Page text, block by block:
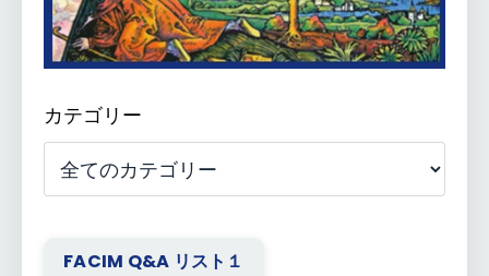
カテゴリー
FACIM Q&A リスト１